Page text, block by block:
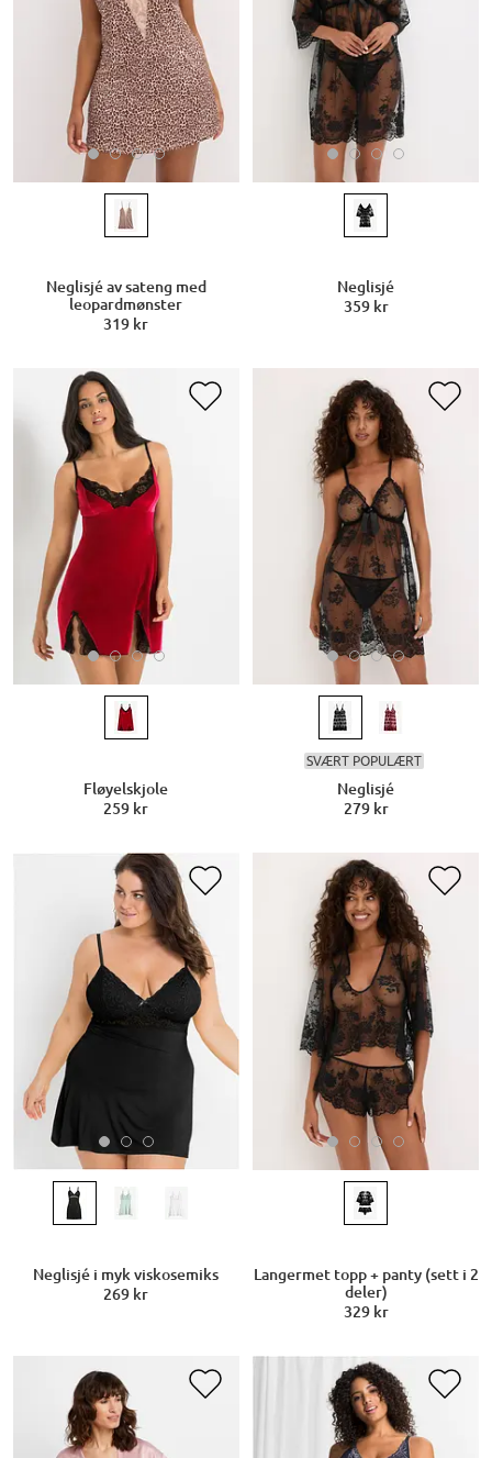
Neglisjé av sateng med
leopardmønster
319 kr
Neglisjé
359 kr
Fløyelskjole
259 kr
SVÆRT POPULÆRT
Neglisjé
279 kr
Neglisjé i myk viskosemiks
269 kr
Langermet topp + panty (sett i 2
deler)
329 kr